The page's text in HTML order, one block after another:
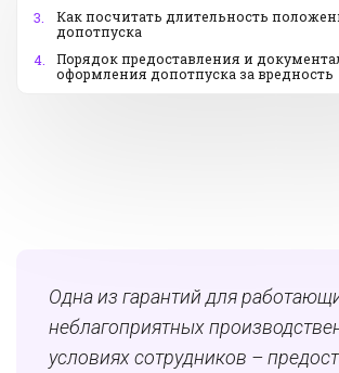
3.
Как посчитать длительность
допотпуска
4.
Порядок предоставления и
оформления допотпуска за вредность
Одна из гарантий для
неблагоприятных
условиях сотрудников –